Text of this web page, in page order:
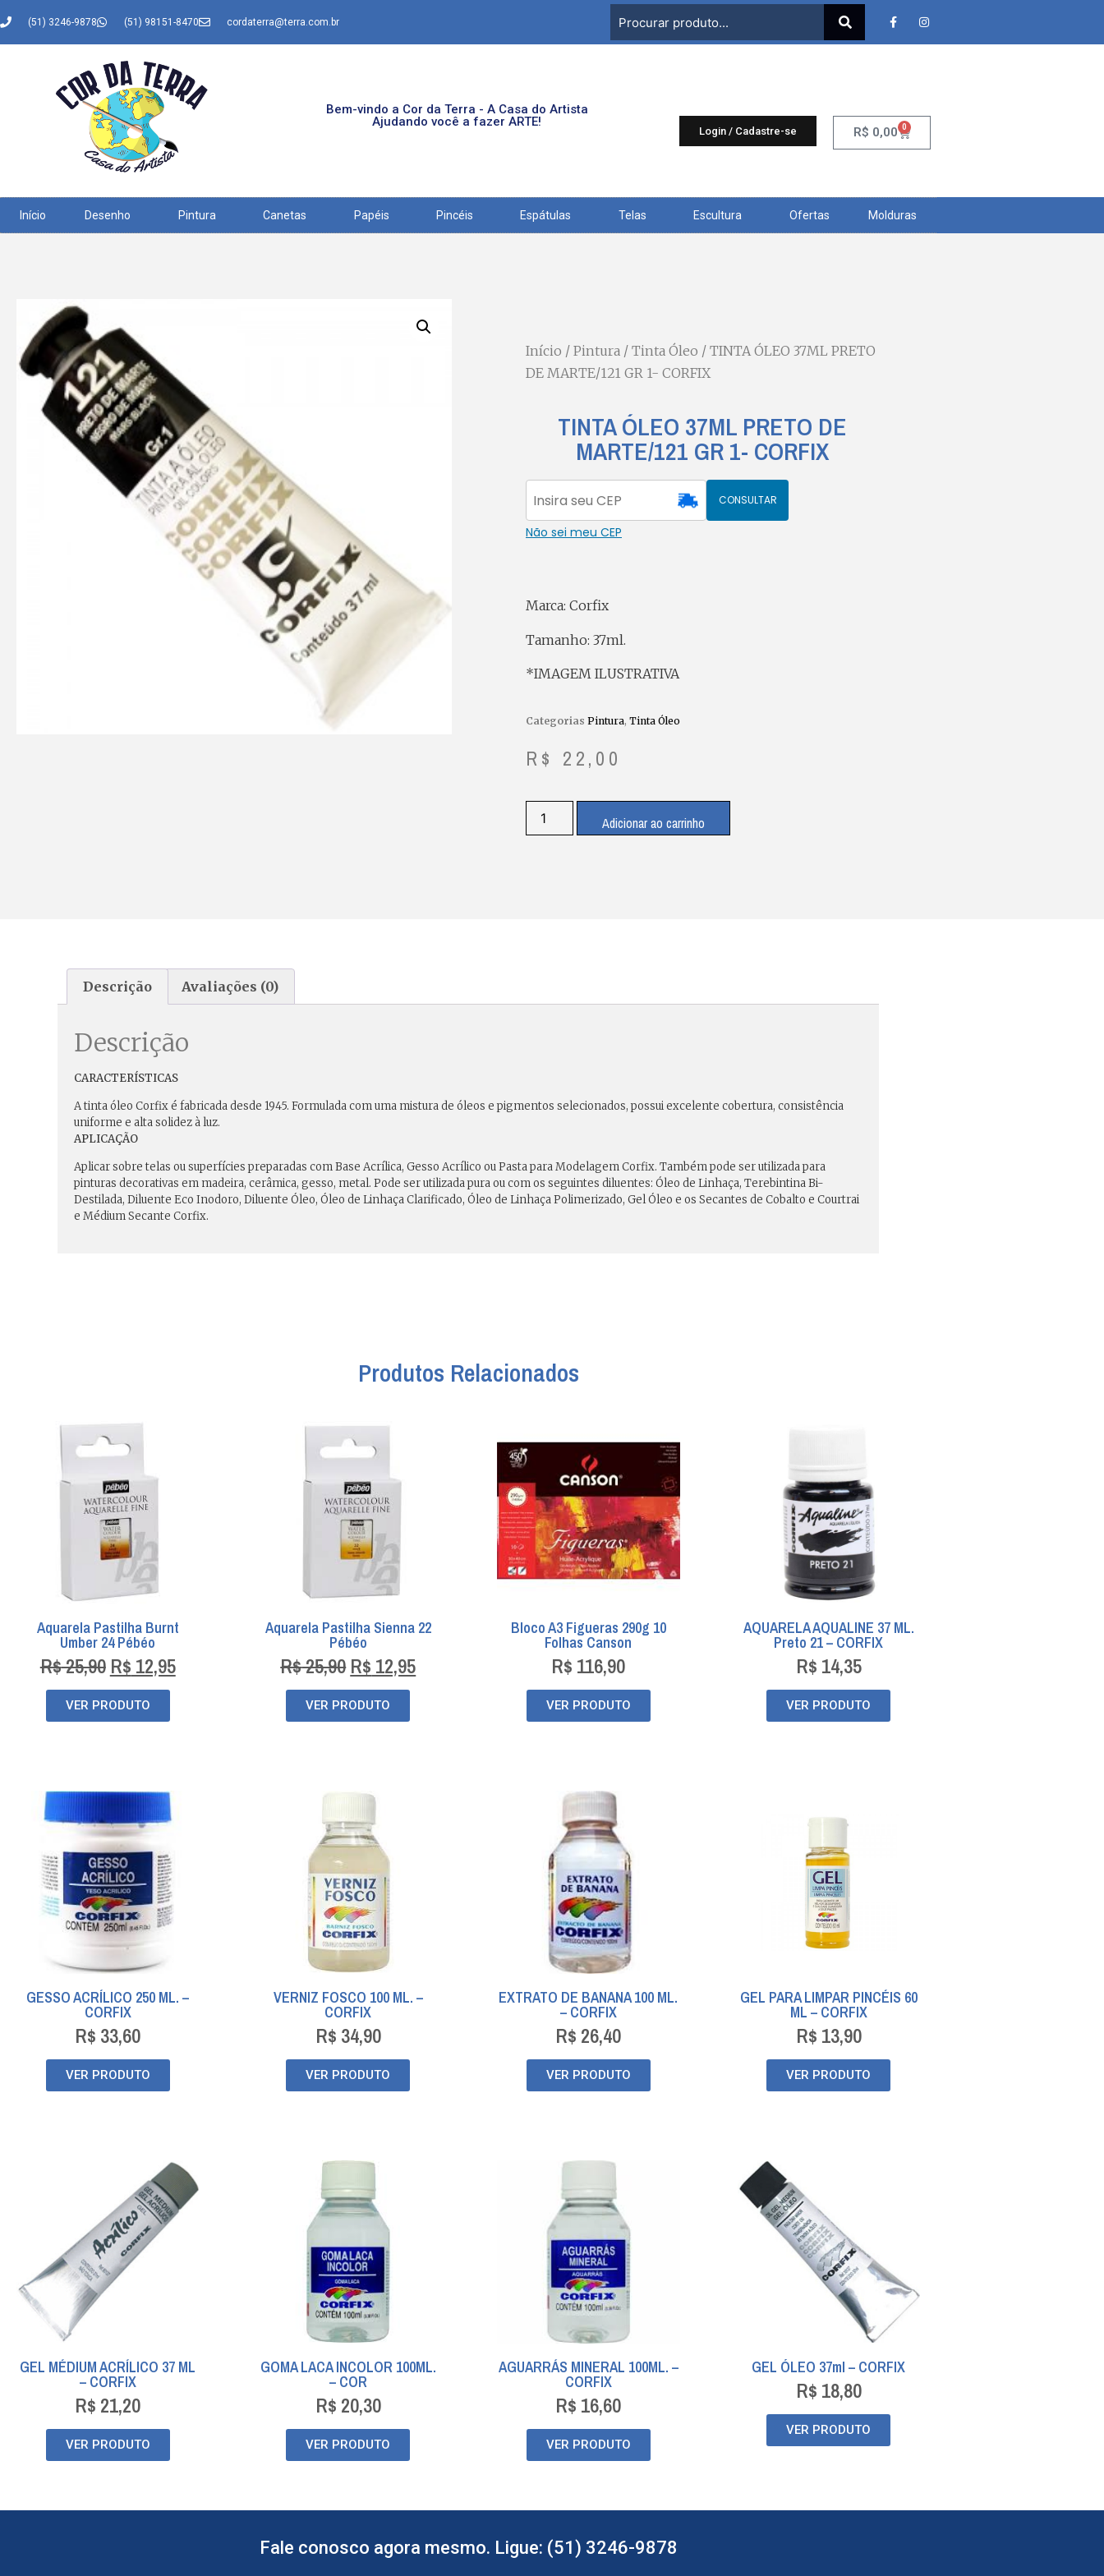
(51) 3246-9878 (51) 98151-8470 cordaterra@terra.com.br
Bem-vindo a Cor da Terra - A Casa do Artista
Ajudando você a fazer ARTE!
Login / Cadastre-se R$ 0,00 0
Início Desenho Pintura Canetas Papéis Pincéis Espátulas Telas Escultura Ofertas Molduras
Início / Pintura / Tinta Óleo / TINTA ÓLEO 37ML PRETO
DE MARTE/121 GR 1- CORFIX
TINTA ÓLEO 37ML PRETO DE
MARTE/121 GR 1- CORFIX
CONSULTAR
Não sei meu CEP
Marca: Corfix
Tamanho: 37ml.
*IMAGEM ILUSTRATIVA
Categorias Pintura, Tinta Óleo
R$ 22,00
Adicionar ao carrinho
Descrição Avaliações (0)
Descrição
CARACTERÍSTICAS
A tinta óleo Corfix é fabricada desde 1945. Formulada com uma mistura de óleos e pigmentos selecionados, possui excelente cobertura, consistência
uniforme e alta solidez à luz.
APLICAÇÃO
Aplicar sobre telas ou superfícies preparadas com Base Acrílica, Gesso Acrílico ou Pasta para Modelagem Corfix. Também pode ser utilizada para
pinturas decorativas em madeira, cerâmica, gesso, metal. Pode ser utilizada pura ou com os seguintes diluentes: Óleo de Linhaça, Terebintina Bi-
Destilada, Diluente Eco Inodoro, Diluente Óleo, Óleo de Linhaça Clarificado, Óleo de Linhaça Polimerizado, Gel Óleo e os Secantes de Cobalto e Courtrai
e Médium Secante Corfix.
Produtos Relacionados
Aquarela Pastilha Burnt
Umber 24 Pébéo
R$25,90 R$ 12,95
VER PRODUTO
Aquarela Pastilha Sienna 22
Pébéo
R$25,90 R$ 12,95
VER PRODUTO
Bloco A3 Figueras 290g 10
Folhas Canson
R$ 116,90
VER PRODUTO
AQUARELA AQUALINE 37 ML.
Preto 21 – CORFIX
R$ 14,35
VER PRODUTO
GESSO ACRÍLICO 250 ML. –
CORFIX
R$ 33,60
VER PRODUTO
VERNIZ FOSCO 100 ML. –
CORFIX
R$ 34,90
VER PRODUTO
EXTRATO DE BANANA 100 ML.
– CORFIX
R$ 26,40
VER PRODUTO
GEL PARA LIMPAR PINCÉIS 60
ML – CORFIX
R$ 13,90
VER PRODUTO
GEL MÉDIUM ACRÍLICO 37 ML
– CORFIX
R$ 21,20
VER PRODUTO
GOMA LACA INCOLOR 100ML.
– COR
R$ 20,30
VER PRODUTO
AGUARRÁS MINERAL 100ML. –
CORFIX
R$ 16,60
VER PRODUTO
GEL ÓLEO 37ml – CORFIX
R$ 18,80
VER PRODUTO
Fale conosco agora mesmo. Ligue: (51) 3246-9878